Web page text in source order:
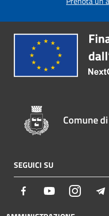
Comune
SEGUICI SU
Facebook YoutubeInstagram